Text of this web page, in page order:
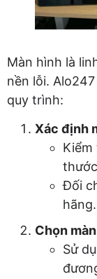
Màn hình là
nền lỗi.
quy trình:
Xác định
Đối
hãng.
Chọn
Sử